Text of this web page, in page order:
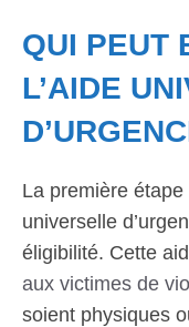
QUI PEUT
L’AIDE
La première étape
universelle
éligibilité. Cette
aux victimes de
soient physiques